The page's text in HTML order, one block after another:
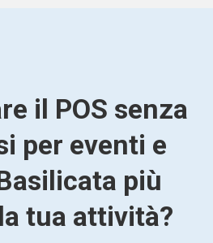
il POS senza
per eventi e
più
tua attività?